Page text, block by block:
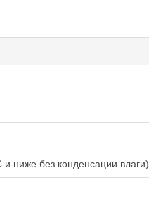
ниже без конденсации влаги)